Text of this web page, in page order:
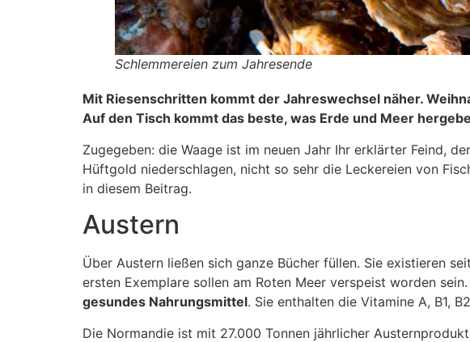
Schlemmereien zum Jahresende
Mit Riesenschritten kommt der Jahreswechsel näher.
Auf den Tisch kommt das beste, was Erde und Meer
Zugegeben: die Waage ist im neuen Jahr Ihr erklärter Feind,
Hüftgold niederschlagen, nicht so sehr die Leckereien von
in diesem Beitrag.
Austern
Über Austern ließen sich ganze Bücher füllen. Sie existieren
ersten Exemplare sollen am Roten Meer verspeist worden
gesundes Nahrungsmittel. Sie enthalten die Vitamine A, B1,
Die Normandie ist mit 27.000 Tonnen jährlicher